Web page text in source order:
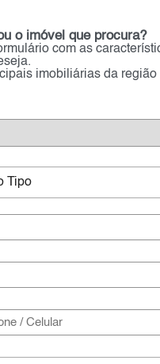
o imóvel que procura?
com as
imobiliárias da região
Tipo